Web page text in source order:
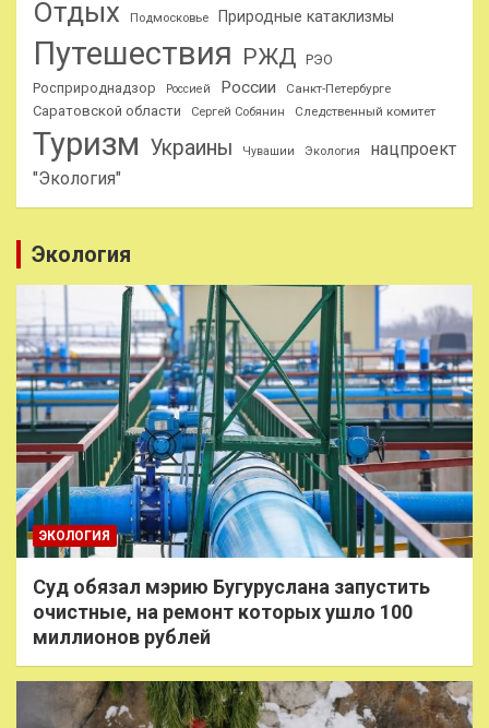
Отдых Подмосковье Природные катаклизмы
Путешествия РЖД РЭО
Росприроднадзор
Россией России Санкт-Петербурге
Саратовской области Сергей Собянин Следственный комитет
Туризм Украины Чувашии Экология
нацпроект
"Экология"
Экология
ЭКОЛОГИЯ
Суд обязал мэрию Бугуруслана запустить
очистные, на ремонт которых ушло 100
миллионов рублей